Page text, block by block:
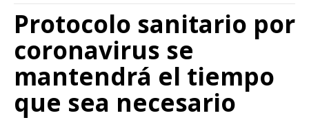
Protocolo sanitario por
coronavirus se
mantendrá el tiempo
que sea necesario